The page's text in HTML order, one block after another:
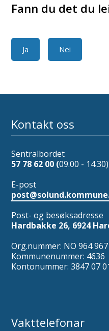
Fann du det du
Ja Nei
Kontakt oss
Sentralbordet
57 78 62 00 (09.00 - 14.30)
E-post
Post- og besøksadresse
Hardbakke 26, 6924
Org.nummer: NO 964
Kommunenummer: 4636
Kontonummer: 3847 07
Vakttelefonar